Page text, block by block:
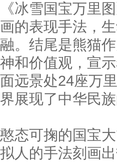
《冰雪国宝万里
画的表现手法，
融。结尾是熊猫
神和价值观，宣
面远景处24座万
界展现了中华民族
憨态可掬的国宝
拟人的手法刻画